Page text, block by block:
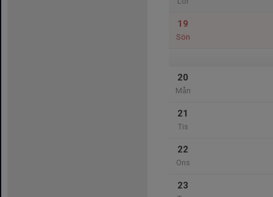
19
Sön
20
Mån
21
Tis
22
Ons
23